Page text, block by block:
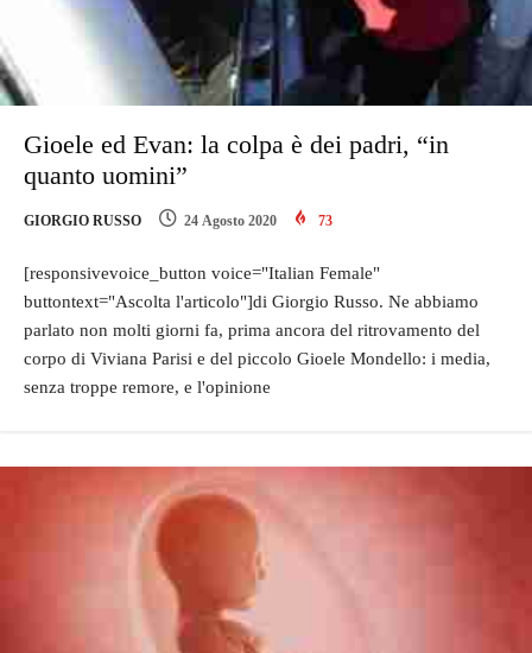
Gioele ed Evan: la colpa è dei padri, “in
quanto uomini”
GIORGIO RUSSO 24 Agosto 2020 73
[responsivevoice_button voice="Italian Female"
buttontext="Ascolta l'articolo"]di Giorgio Russo. Ne abbiamo
parlato non molti giorni fa, prima ancora del ritrovamento del
corpo di Viviana Parisi e del piccolo Gioele Mondello: i media,
senza troppe remore, e l'opinione